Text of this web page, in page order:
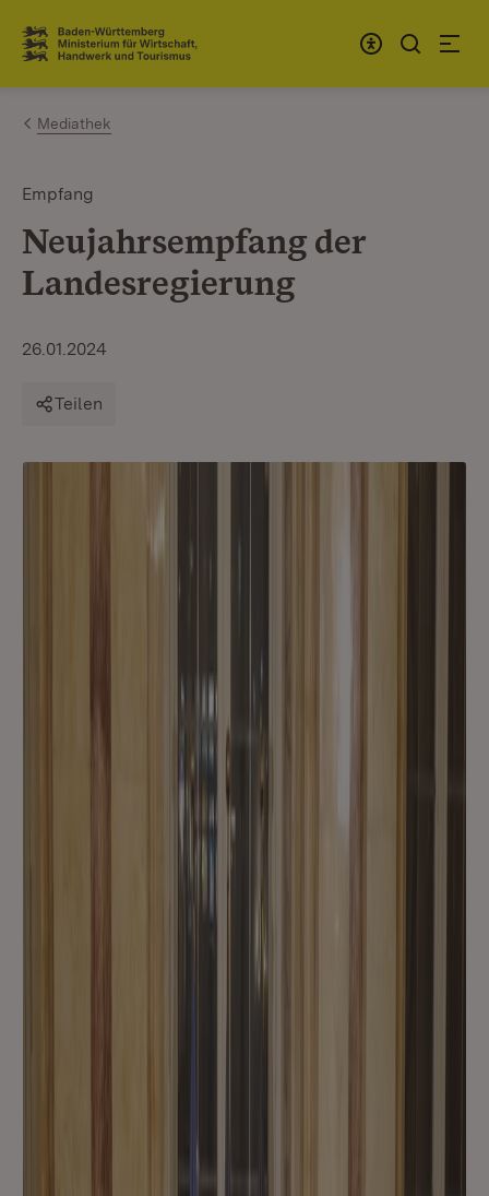
Zum Inhalt springen
Link zur Startseite
Mediathek
Empfang
Neujahrsempfang der
Landesregierung
26.01.2024
Teilen